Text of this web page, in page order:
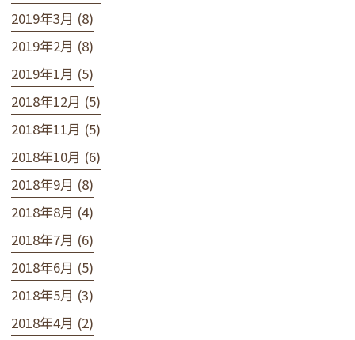
2019年3月 (8)
2019年2月 (8)
2019年1月 (5)
2018年12月 (5)
2018年11月 (5)
2018年10月 (6)
2018年9月 (8)
2018年8月 (4)
2018年7月 (6)
2018年6月 (5)
2018年5月 (3)
2018年4月 (2)